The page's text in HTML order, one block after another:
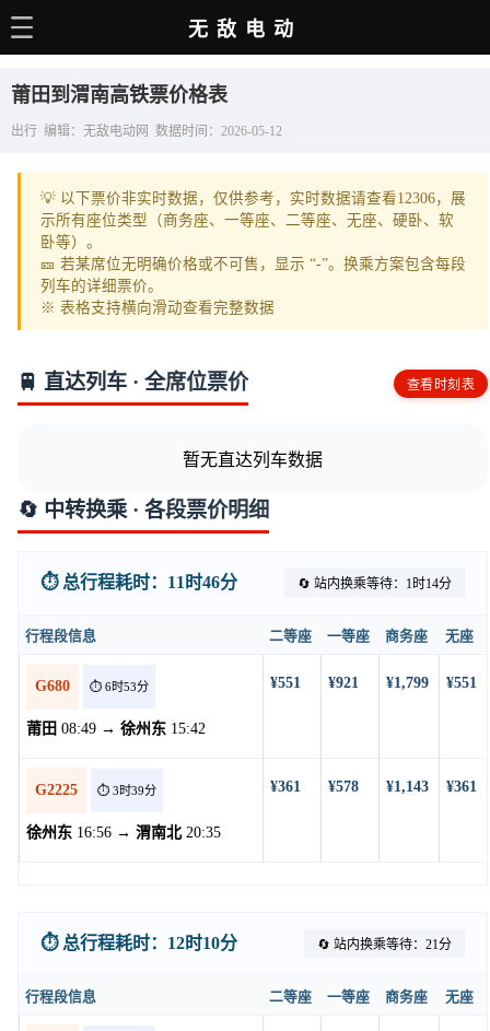
电动百科
电车手册
选车推荐
充电站
销量榜
无敌电动
莆田到渭南高铁票价格表
出行 编辑：无敌电动网 数据时间：2026-05-12
💡 以下票价非实时数据，仅供参考，实时数据请查看12306，展
示所有座位类型（商务座、一等座、二等座、无座、硬卧、软
卧等）。
🎫 若某席位无明确价格或不可售，显示 “-”。换乘方案包含每段
列车的详细票价。
※ 表格支持横向滑动查看完整数据
🚆 直达列车 · 全席位票价 查看时刻表
暂无直达列车数据
🔄 中转换乘 · 各段票价明细
⏱️ 总行程耗时：11时46分 🔄 站内换乘等待：1时14分
行程段信息 二等座 一等座 商务座 无座
G680 ⏱️ 6时53分
莆田 08:49 → 徐州东 15:42
¥551 ¥921 ¥1,799 ¥551
G2225 ⏱️ 3时39分
徐州东 16:56 → 渭南北20:35
¥361 ¥578 ¥1,143 ¥361
⏱️ 总行程耗时：12时10分 🔄 站内换乘等待：21分
行程段信息 二等座 一等座 商务座 无座